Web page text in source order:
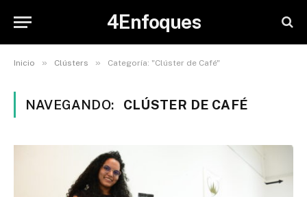
4Enfoques
Inicio » Clústers » Categoría: "Clúster de Café"
NAVEGANDO: CLÚSTER DE CAFÉ